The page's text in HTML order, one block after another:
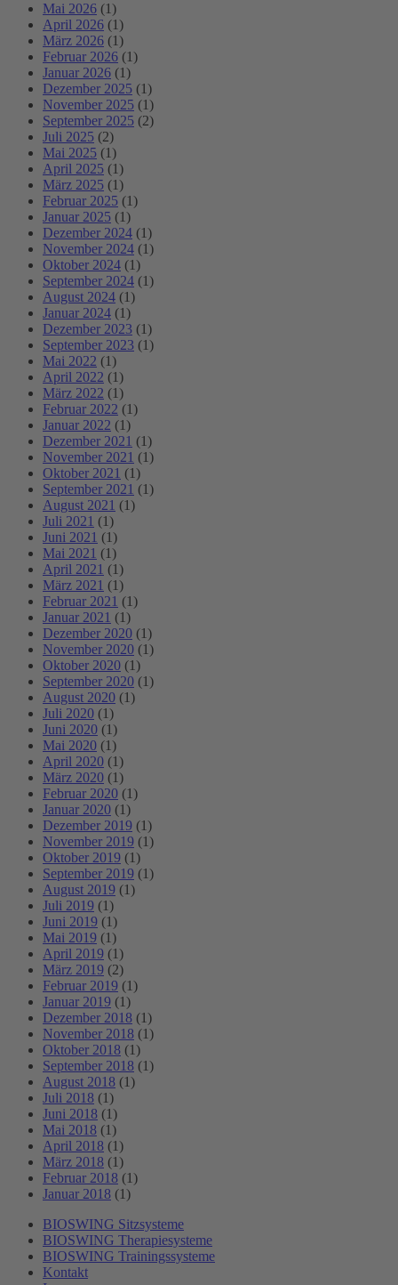
Mai 2026 (1)
April 2026 (1)
März 2026 (1)
Februar 2026 (1)
Januar 2026 (1)
Dezember 2025 (1)
November 2025 (1)
September 2025 (2)
Juli 2025 (2)
Mai 2025 (1)
April 2025 (1)
März 2025 (1)
Februar 2025 (1)
Januar 2025 (1)
Dezember 2024 (1)
November 2024 (1)
Oktober 2024 (1)
September 2024 (1)
August 2024 (1)
Januar 2024 (1)
Dezember 2023 (1)
September 2023 (1)
Mai 2022 (1)
April 2022 (1)
März 2022 (1)
Februar 2022 (1)
Januar 2022 (1)
Dezember 2021 (1)
November 2021 (1)
Oktober 2021 (1)
September 2021 (1)
August 2021 (1)
Juli 2021 (1)
Juni 2021 (1)
Mai 2021 (1)
April 2021 (1)
März 2021 (1)
Februar 2021 (1)
Januar 2021 (1)
Dezember 2020 (1)
November 2020 (1)
Oktober 2020 (1)
September 2020 (1)
August 2020 (1)
Juli 2020 (1)
Juni 2020 (1)
Mai 2020 (1)
April 2020 (1)
März 2020 (1)
Februar 2020 (1)
Januar 2020 (1)
Dezember 2019 (1)
November 2019 (1)
Oktober 2019 (1)
September 2019 (1)
August 2019 (1)
Juli 2019 (1)
Juni 2019 (1)
Mai 2019 (1)
April 2019 (1)
März 2019 (2)
Februar 2019 (1)
Januar 2019 (1)
Dezember 2018 (1)
November 2018 (1)
Oktober 2018 (1)
September 2018 (1)
August 2018 (1)
Juli 2018 (1)
Juni 2018 (1)
Mai 2018 (1)
April 2018 (1)
März 2018 (1)
Februar 2018 (1)
Januar 2018 (1)
BIOSWING Sitzsysteme
BIOSWING Therapiesysteme
BIOSWING Trainingssysteme
Kontakt